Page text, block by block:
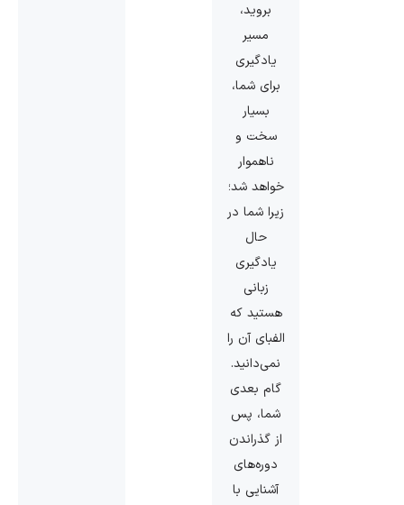
بروید،
مسیر
یادگیری
برای شما،
بسیار
سخت و
ناهموار
خواهد شد؛
زیرا شما در
حال
یادگیری
زبانی
هستید که
الفبای آن را
نمی‌دانید.
گام بعدی
شما، پس
از گذراندن
دوره‌های
آشنایی با